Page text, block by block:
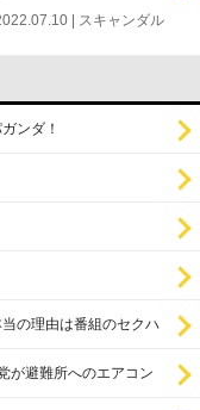
| スキャンダル
ンダ！
の理由は番組のセクハ
が避難所へのエアコン